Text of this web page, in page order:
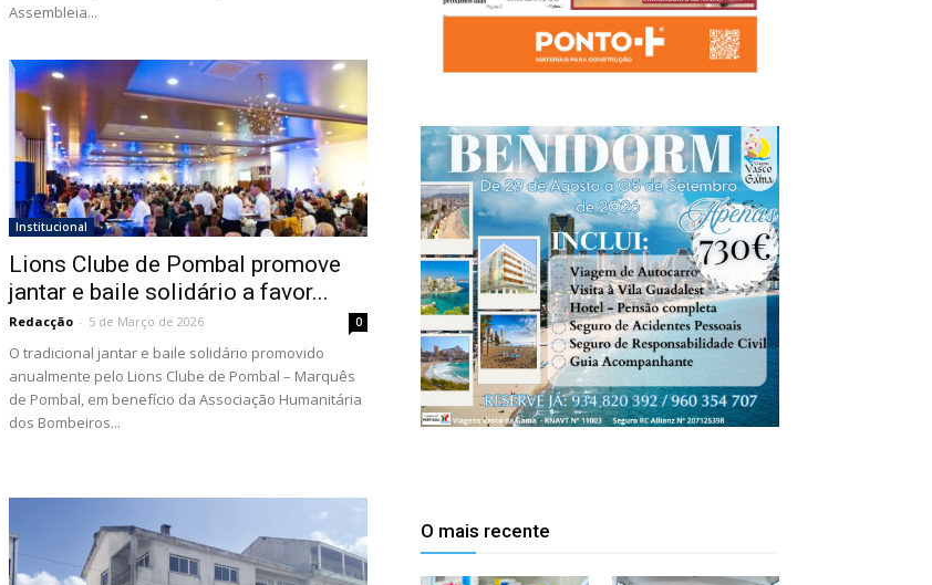
Assembleia...
Institucional
Lions Clube de Pombal promove
jantar e baile solidário a favor...
Redacção - 5 de Março de 2026 0
O tradicional jantar e baile solidário promovido
anualmente pelo Lions Clube de Pombal – Marquês
de Pombal, em benefício da Associação Humanitária
dos Bombeiros...
O mais recente